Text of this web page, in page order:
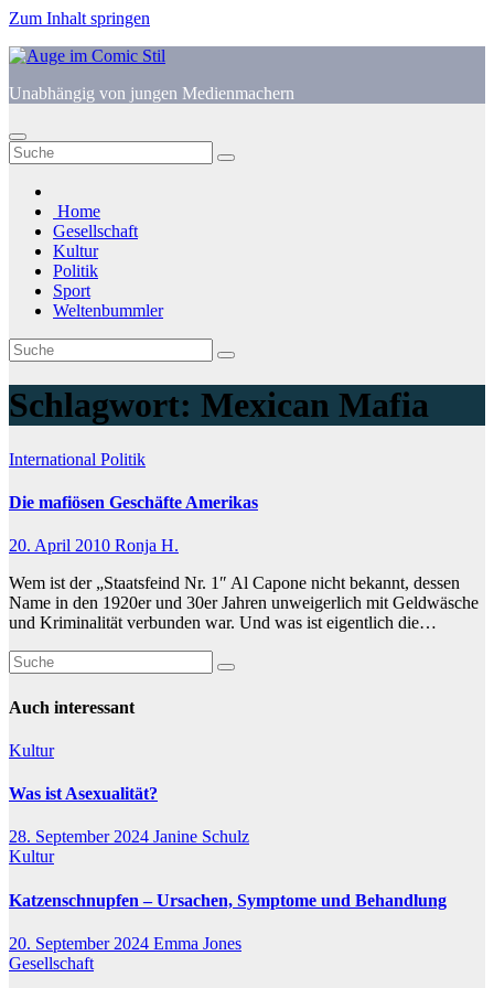
Zum Inhalt springen
Unabhängig von jungen Medienmachern
Home
Gesellschaft
Kultur
Politik
Sport
Weltenbummler
Schlagwort: Mexican Mafia
International Politik
Die mafiösen Geschäfte Amerikas
20. April 2010 Ronja H.
Wem ist der „Staatsfeind Nr. 1″ Al Capone nicht bekannt, dessen
Name in den 1920er und 30er Jahren unweigerlich mit Geldwäsche
und Kriminalität verbunden war. Und was ist eigentlich die…
Auch interessant
Kultur
Was ist Asexualität?
28. September 2024 Janine Schulz
Kultur
Katzenschnupfen – Ursachen, Symptome und Behandlung
20. September 2024 Emma Jones
Gesellschaft